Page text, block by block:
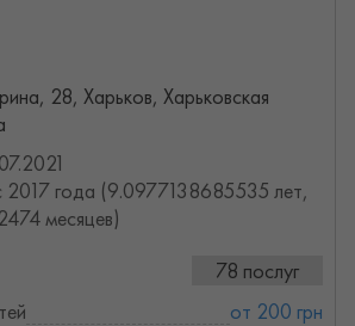
28, Харьков, Харьковская
2017 года (9.0977138685535 лет,
месяцев)
78 послуг
от 200 грн